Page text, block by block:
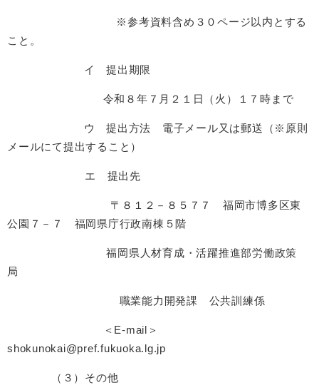
※参考資料含め３０ページ以内とする
こと。
イ 提出期限
令和８年７月２１日（火）１７時まで
ウ 提出方法 電子メール又は郵送（※原則
メールにて提出すること）
エ 提出先
〒８１２－８５７７ 福岡市博多区東
公園７－７ 福岡県庁行政南棟５階
福岡県人材育成・活躍推進部労働政策
局
職業能力開発課 公共訓練係
＜E-mail＞
shokunokai@pref.fukuoka.lg.jp
（３）その他